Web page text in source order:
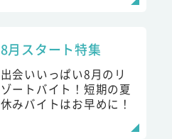
8月スタート特集
出会いいっぱい8月のリ
ゾートバイト！短期の夏
休みバイトはお早めに！